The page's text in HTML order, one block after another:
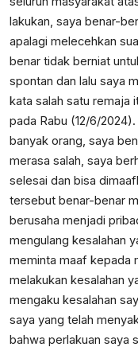
lakukan, saya benar-
apalagi melecehkan
benar tidak berniat
spontan dan lalu saya
kata salah satu remaja
pada Rabu (12/6/
banyak orang, saya
merasa salah, saya
selesai dan bisa
tersebut benar-benar
berusaha menjadi
mengulang kesalahan
meminta maaf kepada
melakukan kesalahan
mengaku kesalahan
saya yang telah
bahwa perlakuan saya